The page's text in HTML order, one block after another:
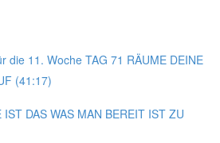
die 11. Woche TAG 71 RÄUME DEINE
(41:17)
DAS WAS MAN BEREIT IST ZU